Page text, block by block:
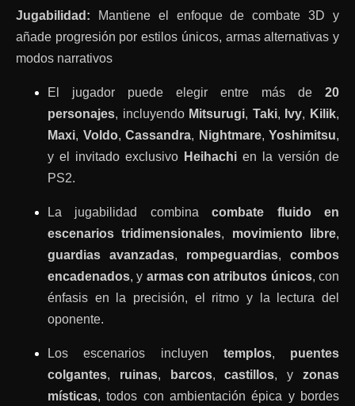
Jugabilidad: Mantiene el enfoque de combate 3D y
añade progresión por estilos únicos, armas alternativas y
modos narrativos
El jugador puede elegir entre más de 20
personajes, incluyendo Mitsurugi, Taki, Ivy, Kilik,
Maxi, Voldo, Cassandra, Nightmare, Yoshimitsu,
y el invitado exclusivo Heihachi en la versión de
PS2.
La jugabilidad combinacombate fluido en
escenarios tridimensionales, movimiento libre,
guardias avanzadas, rompeguardias, combos
encadenados, y armas con atributos únicos, con
énfasis en la precisión, el ritmo y la lectura del
oponente.
Los escenarios incluyen templos, puentes
colgantes, ruinas, barcos,castillos, yzonas
místicas, todos con ambientación épica y bordes